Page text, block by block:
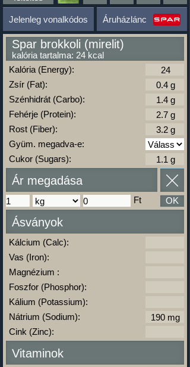
Jelenleg vonalkódos Áruházlánc
Spar brokkoli (mirelit)
kalória tartalma: 24 kcal
Kalória (Energy):
Zsír (Fat):
Szénhidrát (Carbo):
Fehérje (Protein):
Rost (Fiber):
Gyüm. megadva-e:
Cukor (Sugars):
Ár megadása
Ft OK
Ásványok
Kálcium (Calc):
Vas (Iron):
Magnézium :
Foszfor (Phosphor):
Kálium (Potassium):
Nátrium (Sodium):
Cink (Zinc):
Vitaminok